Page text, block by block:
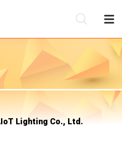
Lighting Co., Ltd.